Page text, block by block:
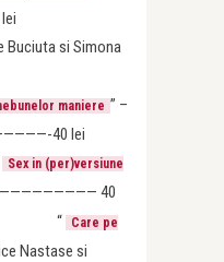
lei
Buciuta si Simona
lei
maniere ” –
40 lei
Sex in (per)versiune
40
Care pe
Nastase si